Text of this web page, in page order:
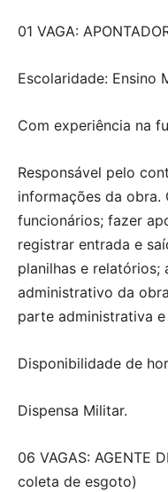
01 VAGA:
Escolaridade: Ensino
Com experiência na
Responsável pelo
informações da obra.
funcionários; fazer
registrar entrada e
planilhas e relatórios;
administrativo da
parte administrativa
Disponibilidade de
Dispensa Militar.
06 VAGAS: AGENTE
coleta de esgoto)